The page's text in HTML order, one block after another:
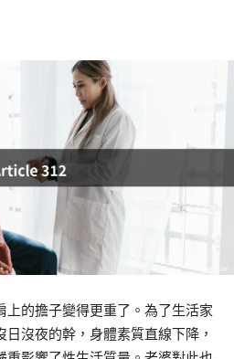
上的擔子變得更重了。為了生活家
沒夜的幹，身體素質直線下降，